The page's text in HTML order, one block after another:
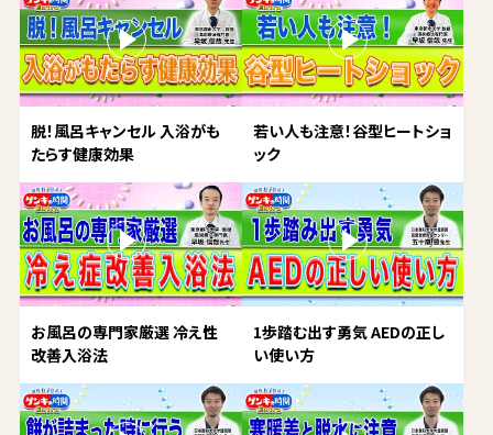
脱！風呂キャンセル 入浴がも
たらす健康効果
若い人も注意！谷型ヒートショ
ック
お風呂の専門家厳選 冷え性
改善入浴法
1歩踏む出す勇気 AEDの正し
い使い方